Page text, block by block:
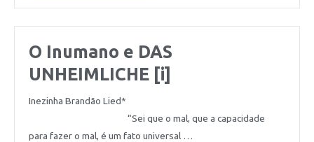
O Inumano e DAS
UNHEIMLICHE [i]
Inezinha Brandão Lied*
“Sei que o mal, que a capacidade
para fazer o mal, é um fato universal …